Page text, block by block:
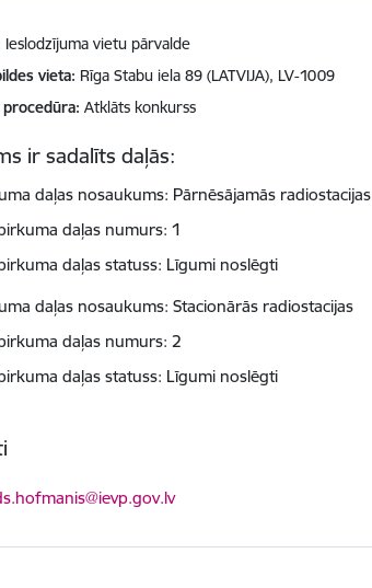
Ieslodzījuma vietu pārvalde
vieta Rīga Stabu iela 89 (LATVIJA), LV-1009
Atklāts konkurss
ir sadalīts daļās:
daļas nosaukums: Pārnēsājamās radiostacijas
daļas numurs: 1
daļas statuss: Līgumi noslēgti
daļas nosaukums: Stacionārās radiostacijas
daļas numurs: 2
daļas statuss: Līgumi noslēgti